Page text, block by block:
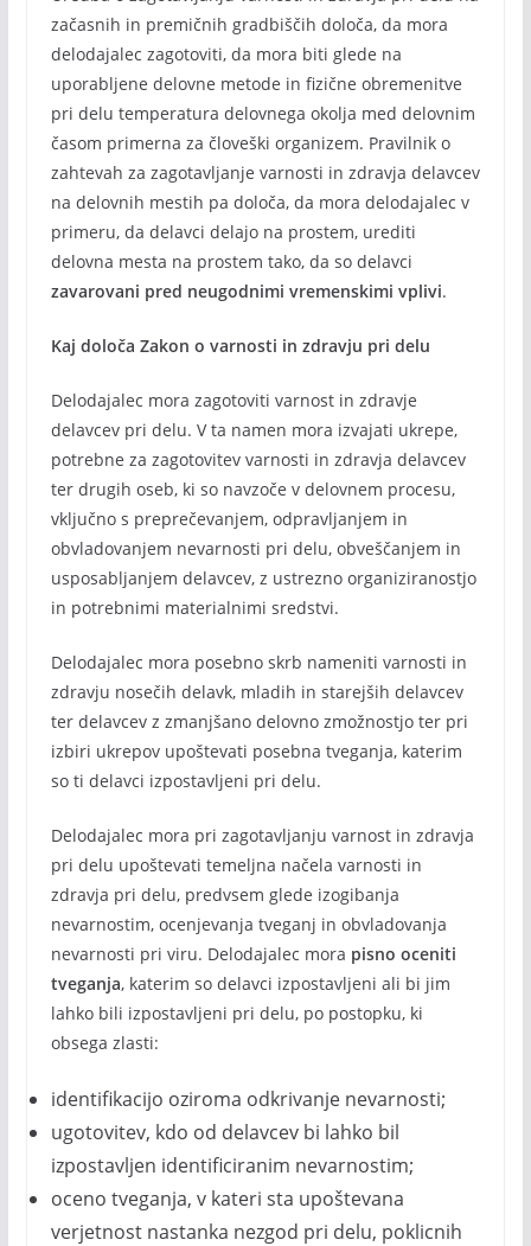
začasnih in premičnih gradbiščih določa, da mora
delodajalec zagotoviti, da mora biti glede na
uporabljene delovne metode in fizične obremenitve
pri delu temperatura delovnega okolja med delovnim
časom primerna za človeški organizem. Pravilnik o
zahtevah za zagotavljanje varnosti in zdravja delavcev
na delovnih mestih pa določa, da mora delodajalec v
primeru, da delavci delajo na prostem, urediti
delovna mesta na prostem tako, da so delavci
zavarovani pred neugodnimi vremenskimi vplivi.
Kaj določa Zakon o varnosti in zdravju pri delu
Delodajalec mora zagotoviti varnost in zdravje
delavcev pri delu. V ta namen mora izvajati ukrepe,
potrebne za zagotovitev varnosti in zdravja delavcev
ter drugih oseb, ki so navzoče v delovnem procesu,
vključno s preprečevanjem, odpravljanjem in
obvladovanjem nevarnosti pri delu, obveščanjem in
usposabljanjem delavcev, z ustrezno organiziranostjo
in potrebnimi materialnimi sredstvi.
Delodajalec mora posebno skrb nameniti varnosti in
zdravju nosečih delavk, mladih in starejših delavcev
ter delavcev z zmanjšano delovno zmožnostjo ter pri
izbiri ukrepov upoštevati posebna tveganja, katerim
so ti delavci izpostavljeni pri delu.
Delodajalec mora pri zagotavljanju varnost in zdravja
pri delu upoštevati temeljna načela varnosti in
zdravja pri delu, predvsem glede izogibanja
nevarnostim, ocenjevanja tveganj in obvladovanja
nevarnosti pri viru. Delodajalec mora pisno oceniti
tveganja, katerim so delavci izpostavljeni ali bi jim
lahko bili izpostavljeni pri delu, po postopku, ki
obsega zlasti:
identifikacijo oziroma odkrivanje nevarnosti;
ugotovitev, kdo od delavcev bi lahko bil
izpostavljen identificiranim nevarnostim;
oceno tveganja, v kateri sta upoštevana
verjetnost nastanka nezgod pri delu, poklicnih